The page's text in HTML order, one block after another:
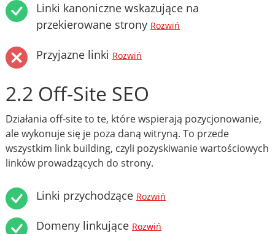
Linki kanoniczne wskazujące na
przekierowane strony Rozwiń
Przyjazne linki Rozwiń
2.2 Off-Site SEO
Działania off-site to te, które wspierają pozycjonowanie,
ale wykonuje się je poza daną witryną. To przede
wszystkim link building, czyli pozyskiwanie wartościowych
linków prowadzących do strony.
Linki przychodzące Rozwiń
Domeny linkujące Rozwiń